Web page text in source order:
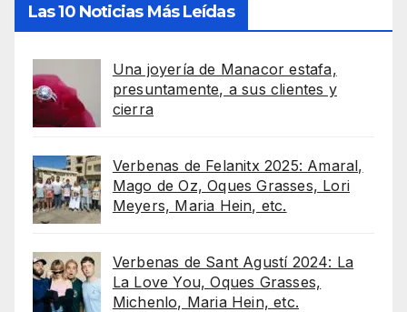
Las 10 Noticias Más Leídas
Una joyería de Manacor estafa,
presuntamente, a sus clientes y
cierra
Verbenas de Felanitx 2025: Amaral,
Mago de Oz, Oques Grasses, Lori
Meyers, Maria Hein, etc.
Verbenas de Sant Agustí 2024: La
La Love You, Oques Grasses,
Michenlo, Maria Hein, etc.